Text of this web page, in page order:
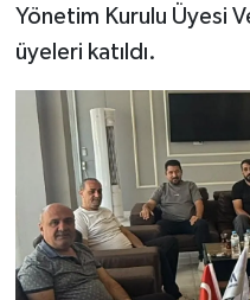
Yönetim Kurulu Üyesi
üyeleri katıldı.